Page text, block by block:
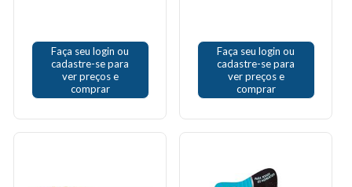
Faça seu login ou
cadastre-se para
ver preços e
comprar
Faça seu login ou
cadastre-se para
ver preços e
comprar